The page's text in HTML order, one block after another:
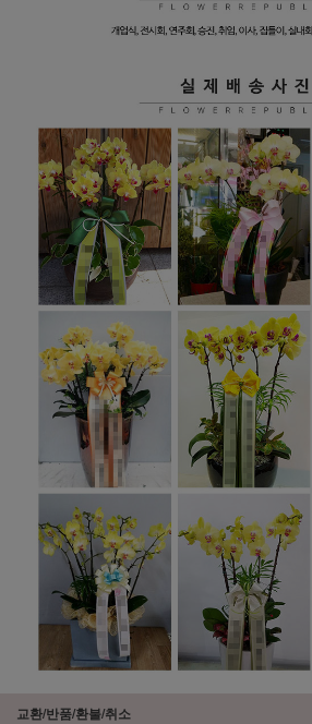
교환/반품/환불/취소